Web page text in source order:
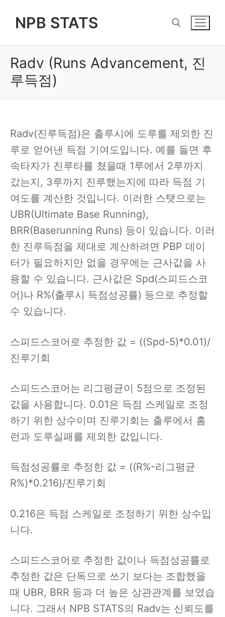
NPB STATS
Search for:
Radv (Runs Advancement, 진
루득점)
Radv(진루득점)은 출루시에 도루를 제외한 진
루로 얻어낸 득점 기여도입니다. 예를 들면 후
속타자가 진루타를 쳤을때 1루에서 2루까지
갔는지, 3루까지 진루했는지에 따라 득점 기
여도를 계산한 것입니다. 이러한 스탯으로는
UBR(Ultimate Base Running),
BRR(Baserunning Runs) 등이 있습니다. 이러
한 진루득점을 제대로 계산하려면 PBP 데이
터가 필요하지만 없을 경우에는 근사값을 사
용할 수 있습니다. 근사값은 Spd(스피드스코
어)나 R%(출루시 득점성공률) 등으로 추정할
수 있습니다.
스피드스코어로 추정한 값 = ((Spd-5)*0.01)/
진루기회
스피드스코어는 리그평균이 5점으로 조정된
값을 사용합니다. 0.01은 득점 스케일로 조정
하기 위한 상수이며 진루기회는 출루에서 홈
런과 도루실패를 제외한 값입니다.
득점성공률로 추정한 값 = ((R%-리그평균
R%)*0.216)/진루기회
0.216은 득점 스케일로 조정하기 위한 상수입
니다.
스피드스코어로 추정한 값이나 득점성공률로
추정한 값은 단독으로 쓰기 보다는 조합했을
때 UBR, BRR 등과 더 높은 상관관계를 보였습
니다. 그래서 NPB STATS의 Radv는 신뢰도를